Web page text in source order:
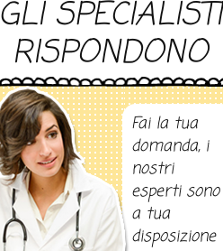
GLI SPECIALISTI
RISPONDONO
Fai la tua
domanda, i
nostri
esperti sono
a tua
disposizione